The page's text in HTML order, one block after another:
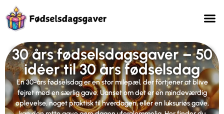
30 års fødselsdagsgaver – 50
idéer til 30 års fødselsdag
En 30-års fødselsdag er en stor milepæl, der fortjener at blive
fejret med en særlig gave. Uanset om det er en mindeværdig
oplevelse, noget praktisk til hverdagen, eller en luksuriøs gave,